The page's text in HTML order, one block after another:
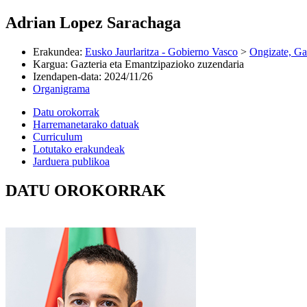
Adrian Lopez Sarachaga
Erakundea: Eusko Jaurlaritza - Gobierno Vasco > Ongizate,
Kargua: Gazteria eta Emantzipazioko zuzendaria
Izendapen-data: 2024/11/26
Organigrama
Datu orokorrak
Harremanetarako datuak
Curriculum
Lotutako erakundeak
Jarduera publikoa
DATU OROKORRAK